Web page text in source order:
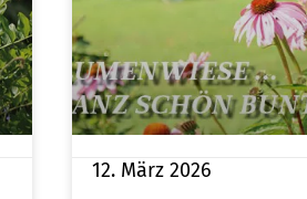
12. März 2026